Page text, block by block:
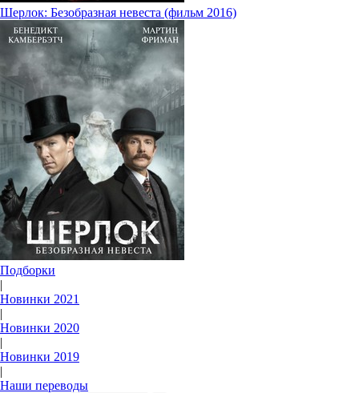
Шерлок: Безобразная невеста (фильм 2016)
Подборки
|
Новинки 2021
|
Новинки 2020
|
Новинки 2019
|
Наши переводы